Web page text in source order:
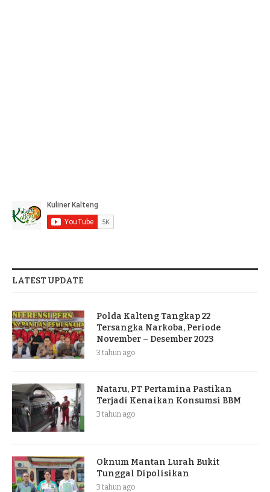
LATEST UPDATE
Polda Kalteng Tangkap 22
Tersangka Narkoba, Periode
November – Desember 2023
3 tahun ago
Nataru, PT Pertamina Pastikan
Terjadi Kenaikan Konsumsi BBM
3 tahun ago
Oknum Mantan Lurah Bukit
Tunggal Dipolisikan
3 tahun ago